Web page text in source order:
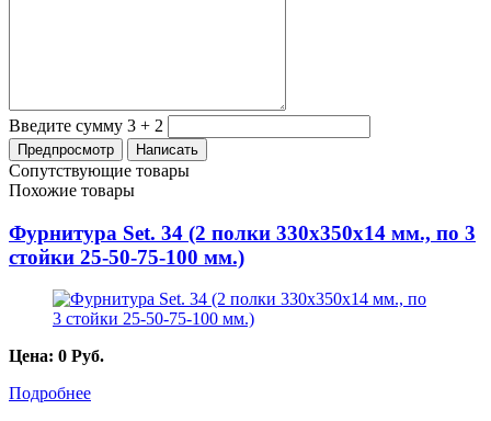
Введите сумму 3 + 2
Сопутствующие товары
Похожие товары
Фурнитура Set. 34 (2 полки 330x350x14 мм., по 3
стойки 25-50-75-100 мм.)
Цена: 0 Руб.
Подробнее